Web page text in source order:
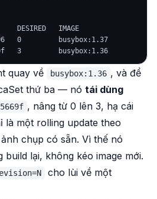
IMAGE
0         busybox:1.37
quay về busybox:1.36 , và để
thứ ba — nó tái dùng
, nâng từ 0 lên 3, hạ cái
là một rolling update theo
chụp có sẵn. Vì thế nó
lại, không kéo image mới.
cho lùi về một